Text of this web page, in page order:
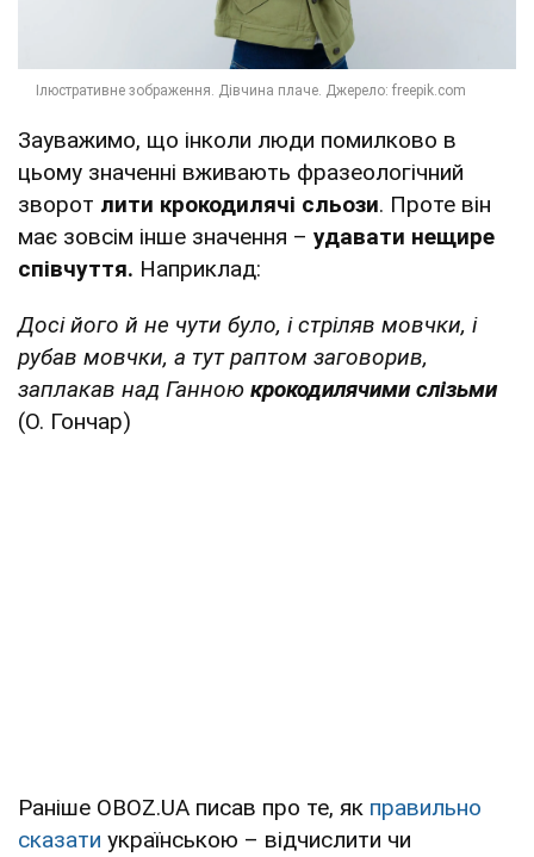
Зауважимо, що інколи люди помилково в
цьому значенні вживають фразеологічний
зворот лити крокодилячі сльози. Проте він
має зовсім інше значення – удавати нещире
співчуття. Наприклад:
Досі його й не чути було, і стріляв мовчки, і
рубав мовчки, а тут раптом заговорив,
заплакав над Ганною крокодилячими слізьми
(О. Гончар)
Раніше OBOZ.UA писав про те, як правильно
сказати українською – відчислити чи